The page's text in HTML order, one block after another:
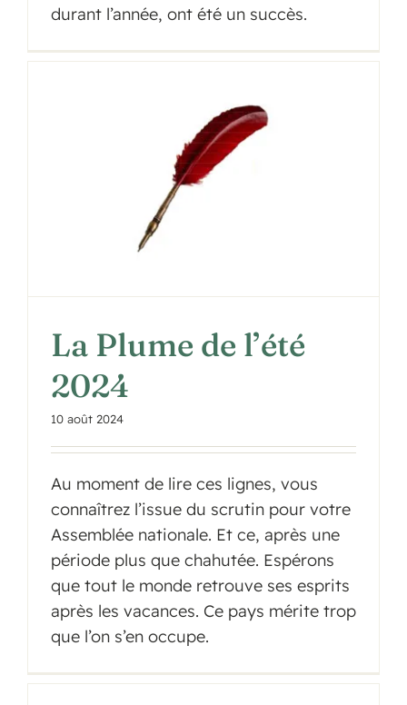
durant l’année, ont été un succès.
La Plume de l’été
2024
10 août 2024
Au moment de lire ces lignes, vous
connaîtrez l’issue du scrutin pour votre
Assemblée nationale. Et ce, après une
période plus que chahutée. Espérons
que tout le monde retrouve ses esprits
après les vacances. Ce pays mérite trop
que l’on s’en occupe.